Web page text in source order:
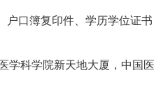
户口簿复印件、学历学位证
学科学院新天地大厦， 中国